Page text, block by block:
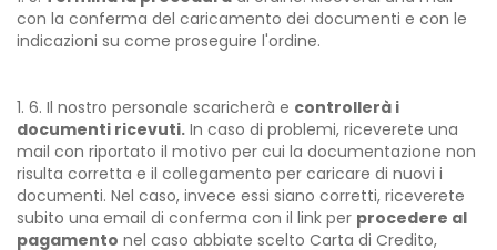
con la conferma del caricamento dei documenti e con le
indicazioni su come proseguire l'ordine.
6. Il nostro personale scaricherà e controllerà i
documenti ricevuti. In caso di problemi, riceverete una
mail con riportato il motivo per cui la documentazione non
risulta corretta e il collegamento per caricare di nuovi i
documenti. Nel caso, invece essi siano corretti, riceverete
subito una email di conferma con il link per procedere al
pagamento nel caso abbiate scelto Carta di Credito,